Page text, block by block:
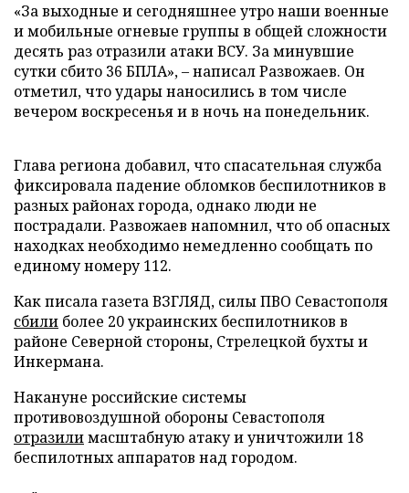
«За выходные и сегодняшнее утро наши военные
и мобильные огневые группы в общей сложности
десять раз отразили атаки ВСУ. За минувшие
сутки сбито 36 БПЛА», – написал Развожаев. Он
отметил, что удары наносились в том числе
вечером воскресенья и в ночь на понедельник.
Глава региона добавил, что спасательная служба
фиксировала падение обломков беспилотников в
разных районах города, однако люди не
пострадали. Развожаев напомнил, что об опасных
находках необходимо немедленно сообщать по
единому номеру 112.
Как писала газета ВЗГЛЯД, силы ПВО Севастополя
сбили более 20 украинских беспилотников в
районе Северной стороны, Стрелецкой бухты и
Инкермана.
Накануне российские системы
противовоздушной обороны Севастополя
отразилимасштабную атаку и уничтожили 18
беспилотных аппаратов над городом.